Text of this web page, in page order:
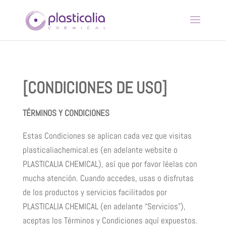
[CONDICIONES DE USO]
TÉRMINOS Y CONDICIONES
Estas Condiciones se aplican cada vez que visitas
plasticaliachemical.es (en adelante website o
PLASTICALIA CHEMICAL), así que por favor léelas con
mucha atención. Cuando accedes, usas o disfrutas
de los productos y servicios facilitados por
PLASTICALIA CHEMICAL (en adelante “Servicios”),
aceptas los Términos y Condiciones aquí expuestos.